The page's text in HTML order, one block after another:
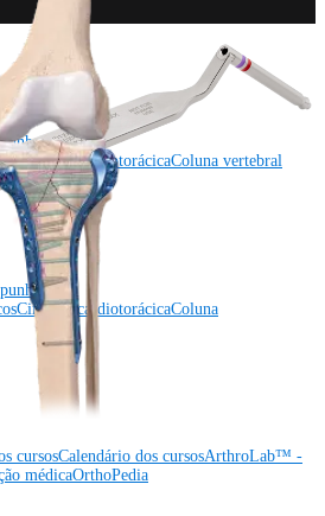
Pé e
Cirurgia cardiotorácicaColuna vertebral
Pé e
Cirurgia cardiotorácicaColuna
cursosCalendário dos cursosArthroLab™ -
médicaOrthoPedia